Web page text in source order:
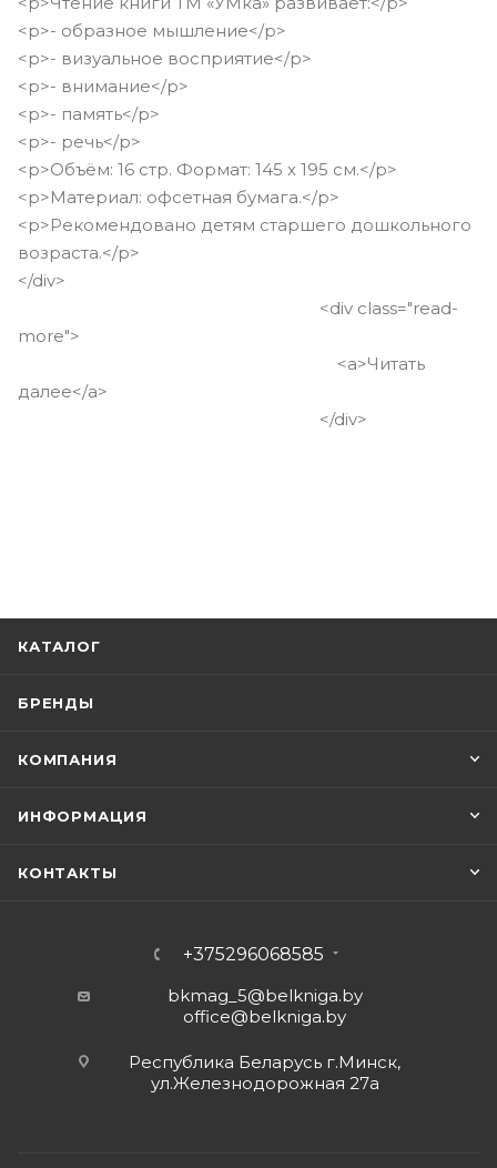
<p>- образное мышление</p>
<p>- визуальное восприятие</p>
<p>- внимание</p>
<p>- память</p>
<p>- речь</p>
<p>Объём: 16 стр. Формат: 145 х 195 см.</p>
<p>Материал: офсетная бумага.</p>
<p>Рекомендовано детям старшего дошкольного
возраста.</p>
</div>
<div class="read-
more">
<a>Читать
далее</a>
</div>
КАТАЛОГ
БРЕНДЫ
КОМПАНИЯ
ИНФОРМАЦИЯ
КОНТАКТЫ
+375296068585
bkmag_5@belkniga.by
office@belkniga.by
Республика Беларусь г.Минск,
ул.Железнодорожная 27а